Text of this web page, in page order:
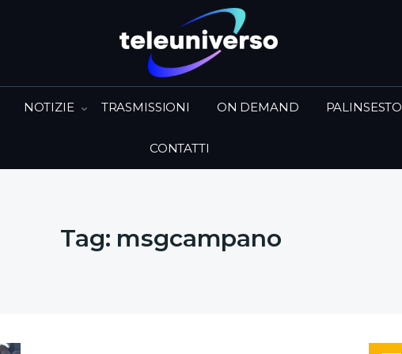
NOTIZIE TRASMISSIONI ON DEMAND PALINSESTO
CONTATTI
Tag: msgcampano